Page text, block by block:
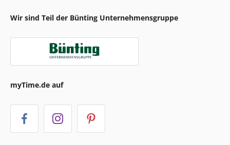
Wir sind Teil der Bünting Unternehmensgruppe
myTime.de auf